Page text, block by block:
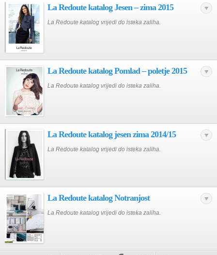
La Redoute katalog Jesen – zima 2015
La Redoute katalog vrijedi do isteka zaliha.
La Redoute katalog Pomlad – poletje 2015
La Redoute katalog vrijedi do isteka zaliha.
La Redoute katalog jesen zima 2014/15
La Redoute katalog vrijedi do isteka zaliha.
La Redoute katalog Notranjost
La Redoute katalog vrijedi do isteka zaliha.